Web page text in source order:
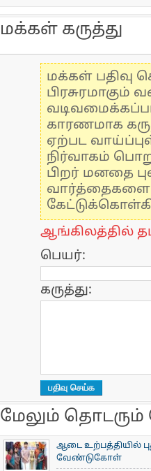
மக்கள் கருத்து
மக்கள் பதிவு
காரணமாக
ஏற்பட
நிர்வாகம்
பிறர் மனதை
வார்த்தைகளைப்
ஆங்கிலத்தில்
பெயர்:
கருத்து:
மேலும்
ஆடை உற்பத்தியில்
வேண்டுகோள்